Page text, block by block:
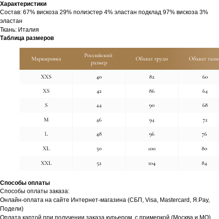
Характеристики
Cостав: 67% вискоза 29% полиэстер 4% эластан подклад 97% вискоза 3%
эластан
Ткань: Италия
Таблица размеров
Способы оплаты
Способы оплаты заказа:
Онлайн-оплата на сайте Интернет-магазина (СБП, Visa, Mastercard, Я.Pay,
Подели)